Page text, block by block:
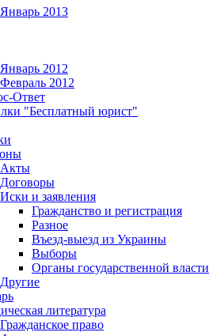
Январь 2013
Январь 2012
Февраль 2012
Ответ
"Бесплатный юрист"
Акты
Договоры
Иски и заявления
Гражданство и регистрация
Разное
Въезд-выезд из Украины
Выборы
Органы государственной власти
Другие
литература
Гражданское право